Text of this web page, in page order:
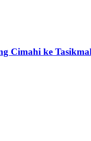
Cimahi ke